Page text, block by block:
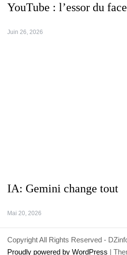
YouTube : l’essor du
Juin 26, 2026
IA: Gemini change tout
Mai 20, 2026
Copyright All Rights Reserved -
Proudly powered by WordPress |